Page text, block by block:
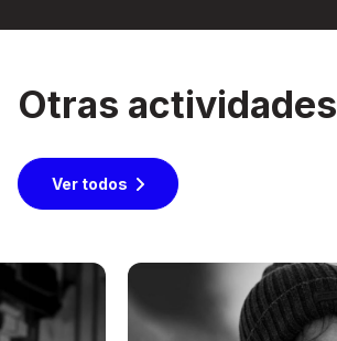
Otras actividades
Ver todos